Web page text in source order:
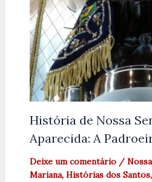
História de Nossa
Aparecida: A
Deixe um comentário /
Mariana, Histórias dos Santos,